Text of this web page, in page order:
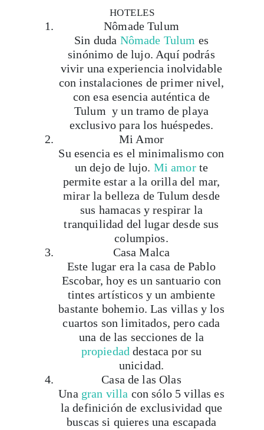
Sin dudaNômade Tulum
sinónimo de lujo. Aquí podrás
vivir una experiencia inolvidable
con instalaciones de primer nivel,
con esa esencia auténtica de
Tulum y un tramo de playa
exclusivo para los huéspedes.
Mi Amor
Su esencia es el minimalismo con
un dejo de lujo.Mi amor
permite estar a la orilla del mar,
mirar la belleza de Tulum desde
sus hamacas y respirar la
tranquilidad del lugar desde sus
columpios.
Casa Malca
Este lugar era la casa de Pablo
Escobar, hoy es un santuario con
tintes artísticos y un ambiente
bastante bohemio. Las villas y los
cuartos son limitados, pero cada
una de las secciones de la
propiedaddestaca por su
unicidad.
Casa de las Olas
gran villacon sólo 5 villas es
la definición de exclusividad que
buscas si quieres una escapada
íntima. Además, se encuentra en
medio de una biósfera protegida